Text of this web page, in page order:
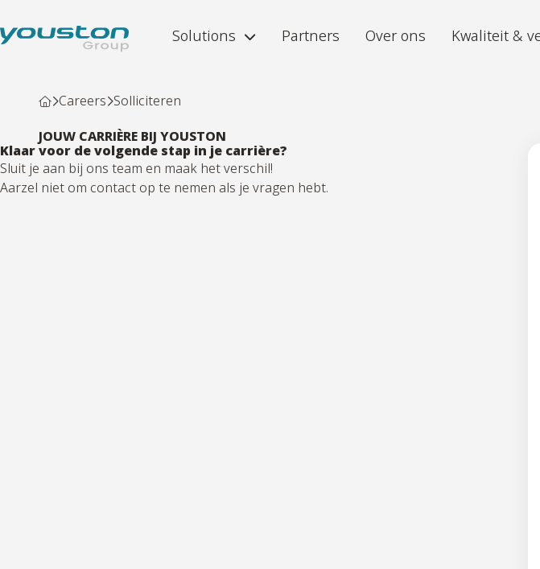
Solutions Partners Over ons Kwaliteit &
Careers Solliciteren
JOUW CARRIÈRE BIJ YOUSTON
Klaar voor de volgende stap in je carrière?
Sluit je aan bij ons team en maak het verschil!
Aarzel niet om contact op te nemen als je vragen hebt.